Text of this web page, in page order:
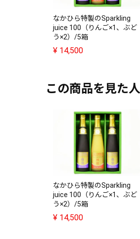
なかひら特製のSparkling
juice 100（りんご×1、ぶど
う×2）/5箱
¥ 14,500
この商品を見た
なかひら特製のSparkling
juice 100（りんご×1、ぶど
う×2）/5箱
¥ 14,500